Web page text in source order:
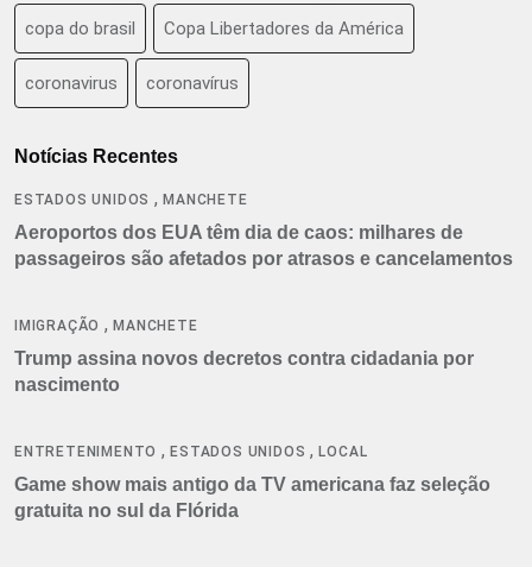
copa do brasil Copa Libertadores da América
coronavirus coronavírus
Notícias Recentes
ESTADOS UNIDOS ,MANCHETE
Aeroportos dos EUA têm dia de caos: milhares de
passageiros são afetados por atrasos e cancelamentos
IMIGRAÇÃO ,MANCHETE
Trump assina novos decretos contra cidadania por
nascimento
ENTRETENIMENTO ,ESTADOS UNIDOS ,LOCAL
Game show mais antigo da TV americana faz seleção
gratuita no sul da Flórida